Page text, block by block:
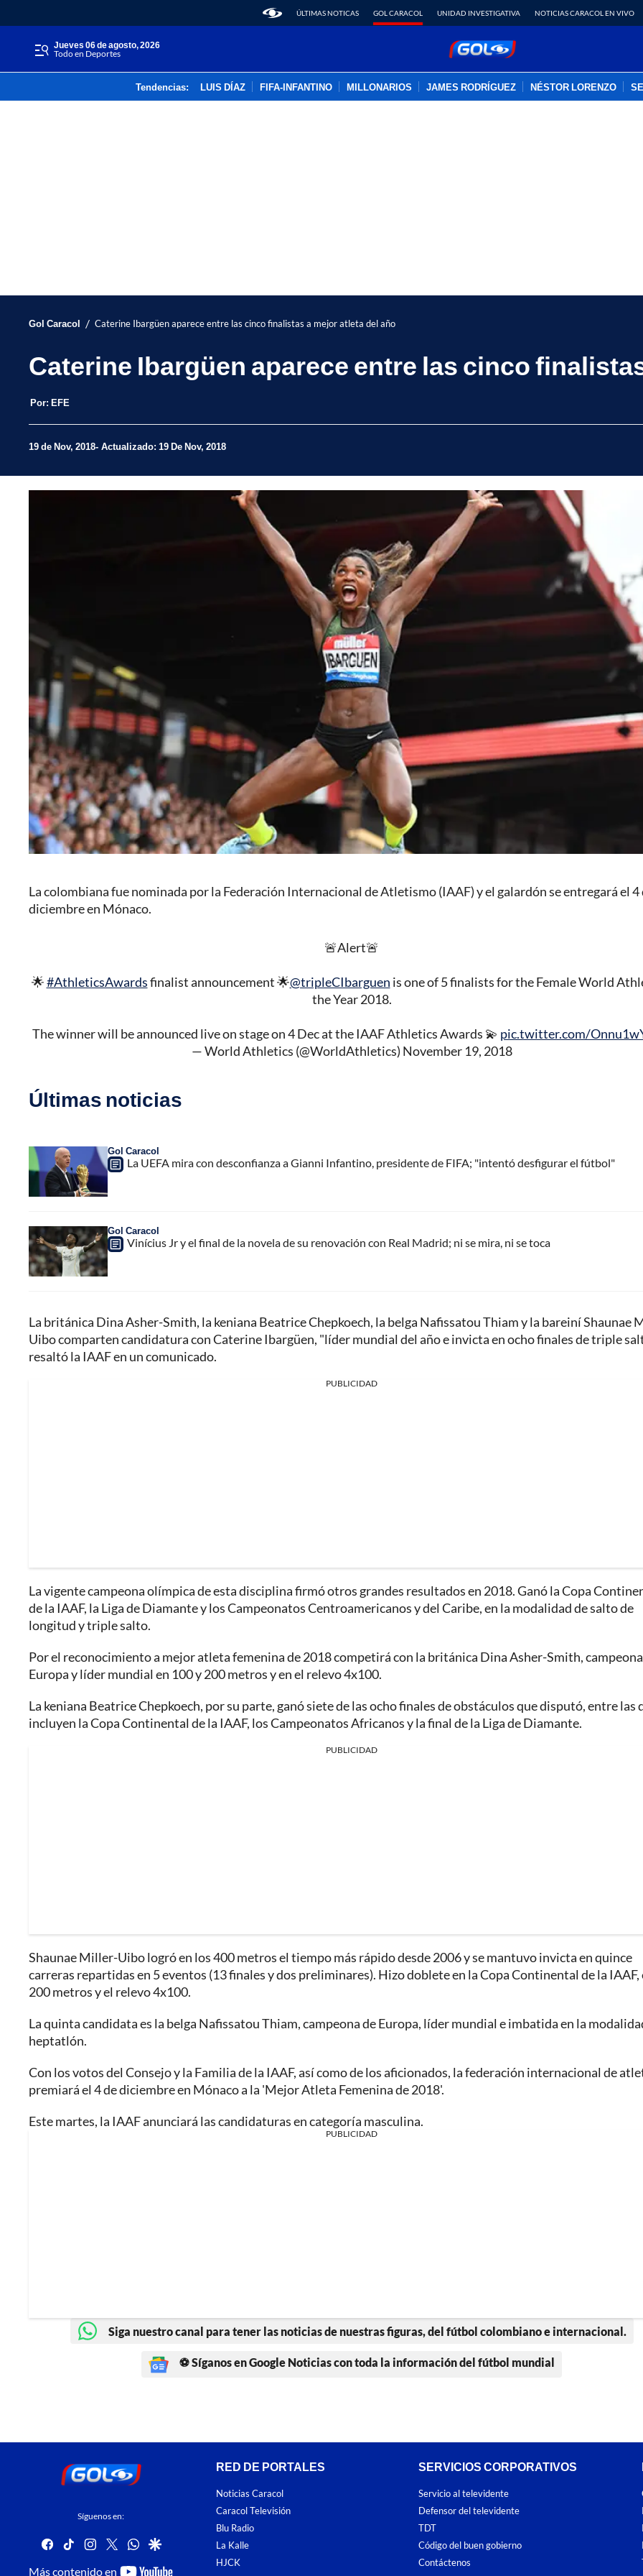
ÚLTIMAS NOTICAS GOL CARACOL UNIDAD INVESTIGATIVA NOTICIAS CARACOL EN VIVO
jueves 06 de agosto, 2026
Todo en Deportes
Tendencias: LUIS DÍAZ FIFA-INFANTINO MILLONARIOS JAMES RODRÍGUEZ NÉSTOR LORENZO
Gol Caracol / Caterine Ibargüen aparece entre las cinco finalistas a mejor atleta del año
Caterine Ibargüen aparece entre las cinco
Por: EFE
19 de Nov, 2018 Actualizado: 19 De Nov, 2018
La colombiana fue nominada por la Federación Internacional de Atletismo (IAAF) y el galardón se entregará el 4
diciembre en Mónaco.
🚨Alert🚨
🌟#AthleticsAwardsfinalist announcement 🌟@tripleCIbarguen is one of 5 finalists for the Female World
the Year 2018.
The winner will be announced live on stage on 4 Dec at the IAAF Athletics Awards 💫 pic.twitter.com/
— World Athletics (@WorldAthletics) November 19, 2018
Últimas noticias
Gol Caracol
La UEFA mira con desconfianza a Gianni Infantino, presidente de FIFA; "intentó desfigurar el fútbol"
Gol Caracol
Vinícius Jr y el final de la novela de su renovación con Real Madrid; ni se mira, ni se toca
La británica Dina Asher-Smith, la keniana Beatrice Chepkoech, la belga Nafissatou Thiam y la bareiní Shaunae
Uibo comparten candidatura con Caterine Ibargüen, "líder mundial del año e invicta en ocho finales de triple
resaltó la IAAF en un comunicado.
PUBLICIDAD
La vigente campeona olímpica de esta disciplina firmó otros grandes resultados en 2018. Ganó la Copa
de la IAAF, la Liga de Diamante y los Campeonatos Centroamericanos y del Caribe, en la modalidad de salto de
longitud y triple salto.
Por el reconocimiento a mejor atleta femenina de 2018 competirá con la británica Dina Asher-Smith,
Europa y líder mundial en 100 y 200 metros y en el relevo 4x100.
La keniana Beatrice Chepkoech, por su parte, ganó siete de las ocho finales de obstáculos que disputó, entre las
incluyen la Copa Continental de la IAAF, los Campeonatos Africanos y la final de la Liga de Diamante.
PUBLICIDAD
Shaunae Miller-Uibo logró en los 400 metros el tiempo más rápido desde 2006 y se mantuvo invicta en quince
carreras repartidas en 5 eventos (13 finales y dos preliminares). Hizo doblete en la Copa Continental de la IAAF,
200 metros y el relevo 4x100.
La quinta candidata es la belga Nafissatou Thiam, campeona de Europa, líder mundial e imbatida en la
heptatlón.
Con los votos del Consejo y la Familia de la IAAF, así como de los aficionados, la federación internacional de
premiará el 4 de diciembre en Mónaco a la 'Mejor Atleta Femenina de 2018'.
Este martes, la IAAF anunciará las candidaturas en categoría masculina.
PUBLICIDAD
Siga nuestro canal para tener las noticias de nuestras figuras, del fútbol colombiano e internacional.
⚽ Síganos en Google Noticias con toda la información del fútbol mundial
Síguenos en:
facebook
tiktokinstagram
twitterwhatsapp
google
Más contenido en youtube-
RED DE PORTALES
Noticias Caracol
Caracol Televisión
Blu Radio
La Kalle
HJCK
SERVICIOS CORPORATIVOS
Servicio al televidente
Defensor del televidente
TDT
Código del buen gobierno
Contáctenos